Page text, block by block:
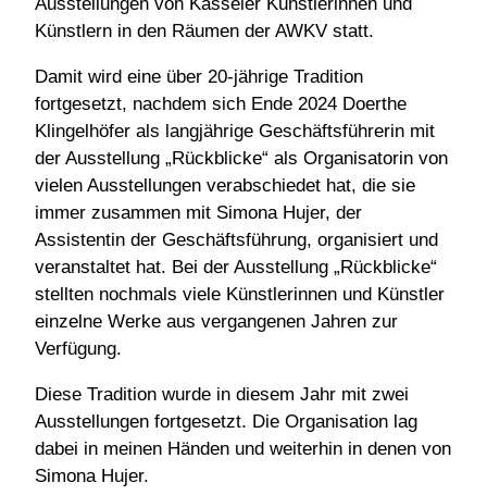
Künstlern in den Räumen der AWKV statt.
Damit wird eine über 20-jährige Tradition
fortgesetzt, nachdem sich Ende 2024 Doerthe
Klingelhöfer als langjährige Geschäftsführerin mit
der Ausstellung „Rückblicke“ als Organisatorin von
vielen Ausstellungen verabschiedet hat, die sie
immer zusammen mit Simona Hujer, der
Assistentin der Geschäftsführung, organisiert und
veranstaltet hat. Bei der Ausstellung „Rückblicke“
stellten nochmals viele Künstlerinnen und Künstler
einzelne Werke aus vergangenen Jahren zur
Verfügung.
Diese Tradition wurde in diesem Jahr mit zwei
Ausstellungen fortgesetzt. Die Organisation lag
dabei in meinen Händen und weiterhin in denen von
Simona Hujer.